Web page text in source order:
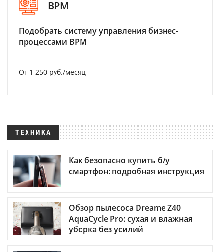
BPM
Подобрать систему управления бизнес-
процессами BPM
От 1 250 руб./месяц
ТЕХНИКА
Как безопасно купить б/у
смартфон: подробная инструкция
Обзор пылесоса Dreame Z40
AquaCycle Pro: сухая и влажная
уборка без усилий